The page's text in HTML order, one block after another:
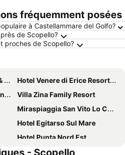
fréquemment posées
à Castellammare del Golfo?
de Scopello?
proches de Scopello?
Hotel Venere di Erice Resort & Spa
Villa Zina Family Resort
Miraspiaggia San Vito Lo Capo
Hotel Egitarso Sul Mare
Hotel Punta Nord Est
Hotel La Darsena
- Scopello